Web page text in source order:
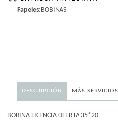
Papeles:BOBINAS
DESCRIPCIÓN MÁS SERVICIOS
BOBINA LICENCIA OFERTA 35*20